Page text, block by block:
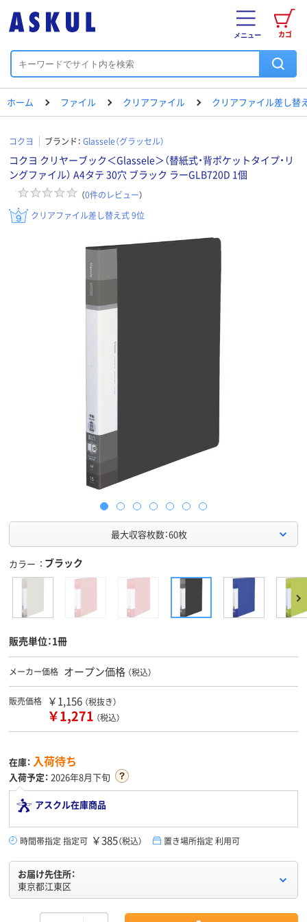
カゴ
メニュー
ホーム ファイル クリアファイル クリアファイル差し替
コクヨ ブランド： Glassele（グラッセル）
コクヨ クリヤーブック＜Glassele＞（替紙式・背ポケットタイプ・リ
ングファイル） A4タテ 30穴 ブラック ラーGLB720D 1個
（0件のレビュー）
クリアファイル差し替え式 9位
最大収容枚数：60枚
カラー ブラック
販売単位：1冊
メーカー価格 オープン価格 （税込）
販売価格 ￥1,156 （税抜き）
￥1,271 （税込）
在庫： 入荷待ち
入荷予定： 2026年8月下旬
アスクル在庫商品
時間帯指定 指定可 ￥385（税込） 置き場所指定 利用可
お届け先住所：
東京都江東区